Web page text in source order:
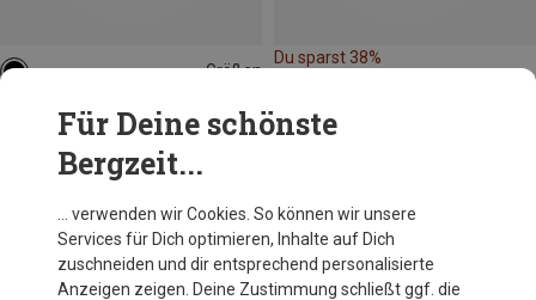
Größen
Damen Softshell Handschuhe
Du sparst 38%
Andere Kunden kauften auch
Für Deine schönste
Bergzeit...
… verwenden wir Cookies. So können wir unsere
Services für Dich optimieren, Inhalte auf Dich
zuschneiden und dir entsprechend personalisierte
Anzeigen zeigen. Deine Zustimmung schließt ggf. die